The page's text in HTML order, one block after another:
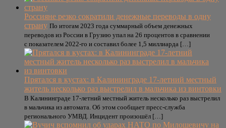
Россияне резко сократили денежные переводы в одну
страну По итогам 2023 года суммарный объем денежных
переводов из России в Грузию упал на 26 процентов в сравнении
с показателем 2022-го и составил более 1,5 миллиарда […]
Прятался в кустах: в Калининграде 17-летний местный
житель несколько раз выстрелил в мальчика из винтовки
В Калининграде 17-летний местный житель несколько раз выстрелил
в мальчика из автомата. Об этом сообщает пресс-служба
регионального УМВД. Инцидент произошёл […]